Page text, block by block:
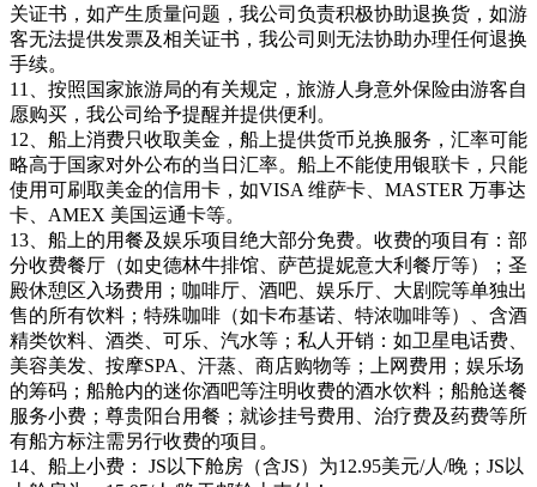
关证书，如产生质量问题，我公司负责积极协助退换货，如游
客无法提供发票及相关证书，我公司则无法协助办理任何退换
手续。
11、按照国家旅游局的有关规定，旅游人身意外保险由游客自
愿购买，我公司给予提醒并提供便利。
12、船上消费只收取美金，船上提供货币兑换服务，汇率可能
略高于国家对外公布的当日汇率。船上不能使用银联卡，只能
使用可刷取美金的信用卡，如VISA 维萨卡、MASTER 万事达
卡、AMEX 美国运通卡等。
13、船上的用餐及娱乐项目绝大部分免费。收费的项目有：部
分收费餐厅（如史德林牛排馆、萨芭提妮意大利餐厅等）；圣
殿休憩区入场费用；咖啡厅、酒吧、娱乐厅、大剧院等单独出
售的所有饮料；特殊咖啡（如卡布基诺、特浓咖啡等）、含酒
精类饮料、酒类、可乐、汽水等；私人开销：如卫星电话费、
美容美发、按摩SPA、汗蒸、商店购物等；上网费用；娱乐场
的筹码；船舱内的迷你酒吧等注明收费的酒水饮料；船舱送餐
服务小费；尊贵阳台用餐；就诊挂号费用、治疗费及药费等所
有船方标注需另行收费的项目。
14、船上小费： JS以下舱房（含JS）为12.95美元/人/晚；JS以